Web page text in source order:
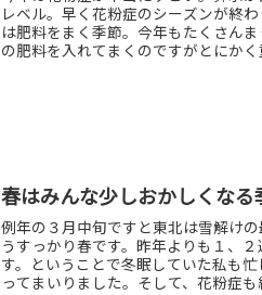
レベル。早く花粉症のシーズンが終
は肥料をまく季節。今年もたくさん
の肥料を入れてまくのですがとにか
春はみんな少しおかしくな
例年の３月中旬ですと東北は雪解け
うすっかり春です。昨年よりも１、
す。ということで冬眠していた私も
ってまいりました。そして、花粉症